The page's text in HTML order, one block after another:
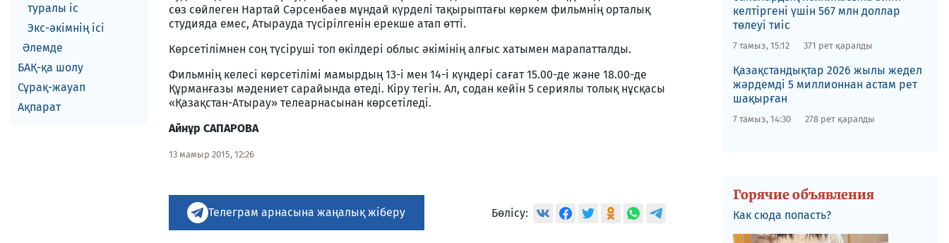
туралы іс
Экс-әкiмнiң iсi
Әлемде
БАҚ-қа шолу
Сұрақ-жауап
Ақпарат
сөз сөйлеген Нартай Сәрсенбаев мұндай күрделі тақырыптағы көркем фильмнің орталық
студияда емес, Атырауда түсірілгенін ерекше атап өтті.
Көрсетілімнен соң түсіруші топ өкілдері облыс әкімінің алғыс хатымен марапатталды.
Фильмнің келесі көрсетілімі мамырдың 13-і мен 14-і күндері сағат 15.00-де және 18.00-де
Құрманғазы мәдениет сарайында өтеді. Кіру тегін. Ал, содан кейін 5 сериялы толық нұсқасы
«Қазақстан-Атырау» телеарнасынан көрсетіледі.
Айнұр САПАРОВА
13 мамыр 2015, 12:26
Телеграм арнасына жаңалық жіберу Бөлісу:
келтіргені үшін 567 млн доллар
төлеуі тиіс
7 тамыз, 15:12 371 рет қаралды
Қазақстандықтар 2026 жылы жедел
жәрдемді 5 миллионнан астам рет
шақырған
7 тамыз, 14:30 278 рет қаралды
Горячие объявления
Как сюда попасть?